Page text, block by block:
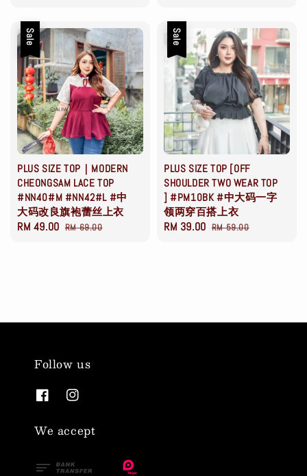
Sale
PLUS SIZE TOP｜MODERN
CHEONGSAM LACE TOP
#NN40#M #NN42#L #中
大码改良旗袍蕾丝上衣
Sale
RM 49.00 Regular
RM 69.00
Sale
PLUS SIZE TOP [OFF
SHOULDER TWO WEAR TOP
] #PM10BK #中大码一字
领两穿百搭上衣
Sale
RM 39.00 Regular
RM 59.00
Follow us
We accept